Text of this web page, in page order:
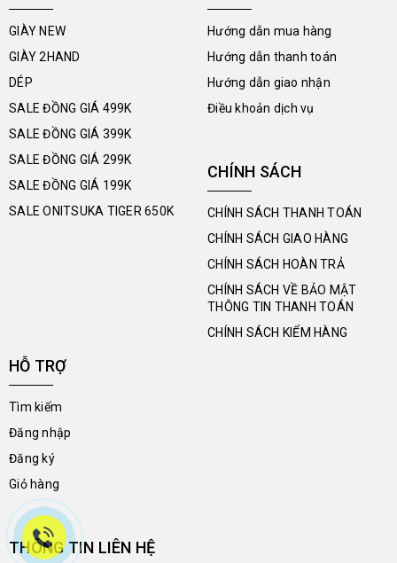
GIÀY NEW
GIÀY 2HAND
DÉP
SALE ĐỒNG GIÁ 499K
SALE ĐỒNG GIÁ 399K
SALE ĐỒNG GIÁ 299K
SALE ĐỒNG GIÁ 199K
SALE ONITSUKA TIGER 650K
Hướng dẫn mua hàng
Hướng dẫn thanh toán
Hướng dẫn giao nhận
Điều khoản dịch vụ
CHÍNH SÁCH
CHÍNH SÁCH THANH TOÁN
CHÍNH SÁCH GIAO HÀNG
CHÍNH SÁCH HOÀN TRẢ
CHÍNH SÁCH VỀ BẢO MẬT
THÔNG TIN THANH TOÁN
CHÍNH SÁCH KIỂM HÀNG
HỖ TRỢ
Tìm kiếm
Đăng nhập
Đăng ký
Giỏ hàng
THÔNG TIN LIÊN HỆ